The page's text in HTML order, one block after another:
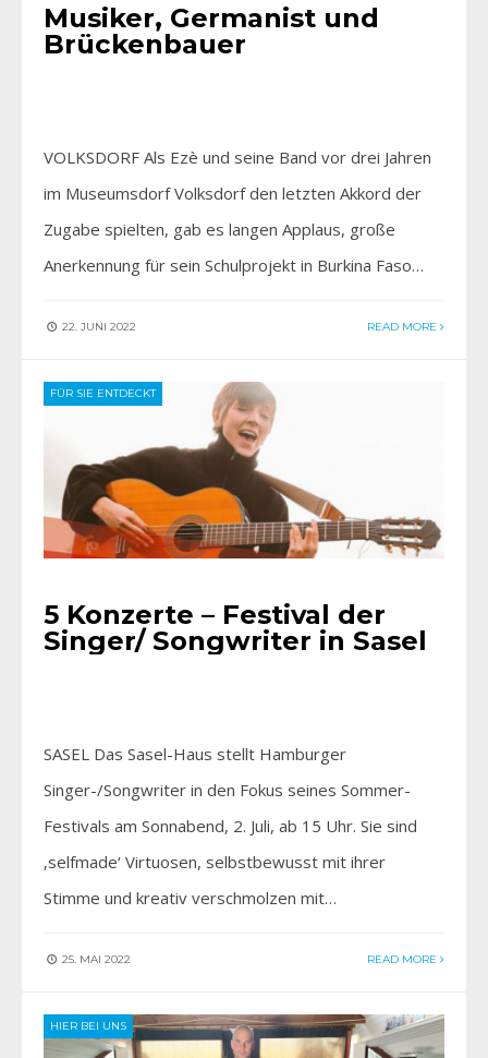
Musiker, Germanist und
Brückenbauer
VOLKSDORF Als Ezè und seine Band vor drei Jahren
im Museumsdorf Volksdorf den letzten Akkord der
Zugabe spielten, gab es langen Applaus, große
Anerkennung für sein Schulprojekt in Burkina Faso…
22. JUNI 2022 READ MORE
FÜR SIE ENTDECKT
5 Konzerte – Festival der
Singer/ Songwriter in Sasel
SASEL Das Sasel-Haus stellt Hamburger
Singer-/Songwriter in den Fokus seines Sommer-
Festivals am Sonnabend, 2. Juli, ab 15 Uhr. Sie sind
‚selfmade‘ Virtuosen, selbstbewusst mit ihrer
Stimme und kreativ verschmolzen mit…
25. MAI 2022 READ MORE
HIER BEI UNS